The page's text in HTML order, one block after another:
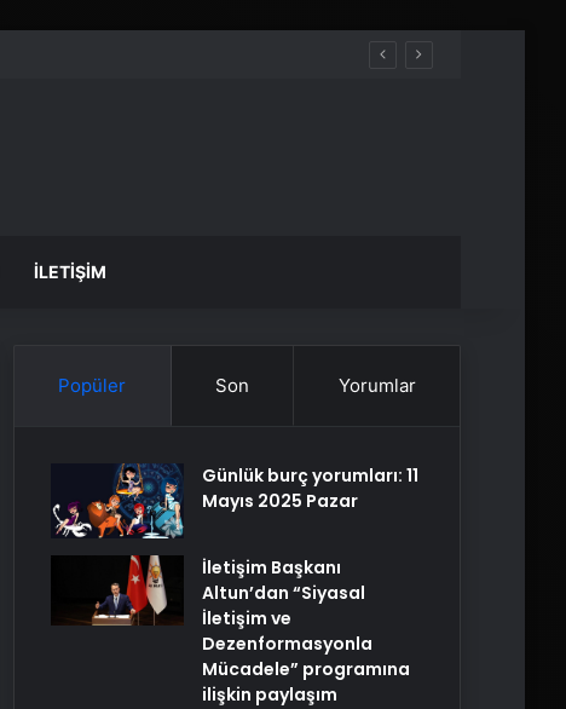
İLETIŞIM
Popüler Son Yorumlar
Günlük burç yorumları: 11
Mayıs 2025 Pazar
İletişim Başkanı
Altun’dan “Siyasal
İletişim ve
Dezenformasyonla
Mücadele” programına
ilişkin paylaşım